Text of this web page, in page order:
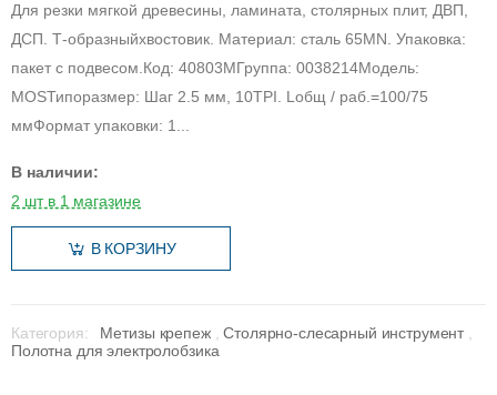
Для резки мягкой древесины, ламината, столярных плит, ДВП,
ДСП. Т-образныйхвостовик. Материал: сталь 65MN. Упаковка:
пакет с подвесом.Код: 40803МГруппа: 0038214Модель:
MOSТипоразмер: Шаг 2.5 мм, 10TPI. Lобщ / раб.=100/75
ммФормат упаковки: 1...
В наличии:
2 шт в 1 магазине
В КОРЗИНУ
Категория: Метизы крепеж ,Столярно-слесарный инструмент
Полотна для электролобзика